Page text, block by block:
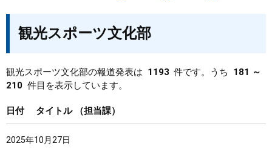
くらし・環境
教育・文化・スポーツ
しごと・産業・観光
観光スポーツ文化部
観光スポーツ文化部の報道発表は 1193 件です。うち
181 ～
210 件目を表示しています。
日付 タイトル 担当課
2025年10月27日